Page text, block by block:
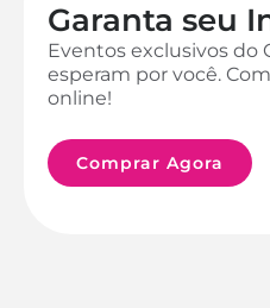
Garanta seu
Eventos exclusivos do
esperam por você.
online!
Comprar Agora